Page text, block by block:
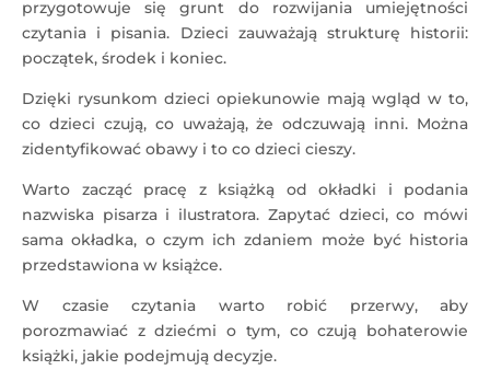
przygotowuje się grunt do rozwijania umiejętności
czytania i pisania. Dzieci zauważają strukturę historii:
początek, środek i koniec.
Dzięki rysunkom dzieci opiekunowie mają wgląd w to,
co dzieci czują, co uważają, że odczuwają inni. Można
zidentyfikować obawy i to co dzieci cieszy.
Warto zacząć pracę z książką od okładki i podania
nazwiska pisarza i ilustratora. Zapytać dzieci, co mówi
sama okładka, o czym ich zdaniem może być historia
przedstawiona w książce.
W czasie czytania warto robić przerwy, aby
porozmawiać z dziećmi o tym, co czują bohaterowie
książki, jakie podejmują decyzje.